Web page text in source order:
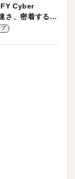
Cyber
さ、密着する冷
性がグッド！
プ